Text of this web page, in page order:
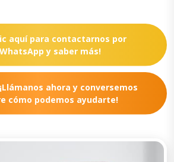
aquí para contactarnos por
WhatsApp y saber más!
ahora y conversemos
cómo podemos ayudarte!